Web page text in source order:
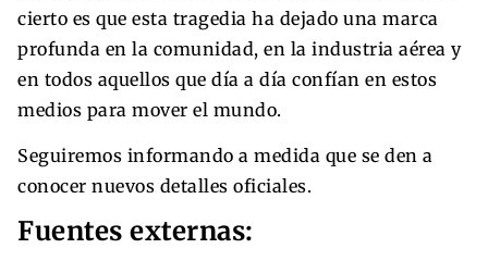
cierto es que esta tragedia ha dejado una marca
profunda en la comunidad, en la industria aérea y
en todos aquellos que día a día confían en estos
medios para mover el mundo.
Seguiremos informando a medida que se den a
conocer nuevos detalles oficiales.
Fuentes externas: